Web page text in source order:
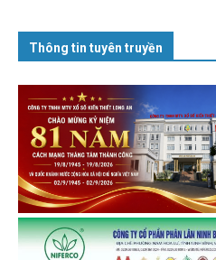
Thông tin tuyên truyền